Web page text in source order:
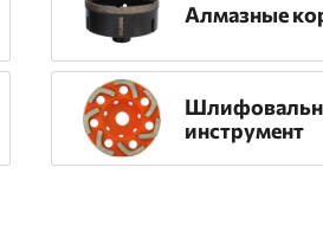
Алмазные
инструмент